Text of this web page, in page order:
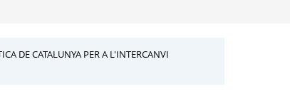
DE CATALUNYA PER A L'INTERCANVI